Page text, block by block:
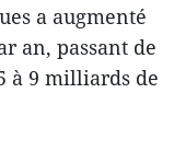
a augmenté
an, passant de
à 9 milliards de